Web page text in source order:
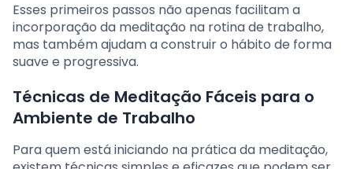
Esses primeiros passos não apenas facilitam a
incorporação da meditação na rotina de trabalho,
mas também ajudam a construir o hábito de forma
suave e progressiva.
Técnicas de Meditação Fáceis para o
Ambiente de Trabalho
Para quem está iniciando na prática da meditação,